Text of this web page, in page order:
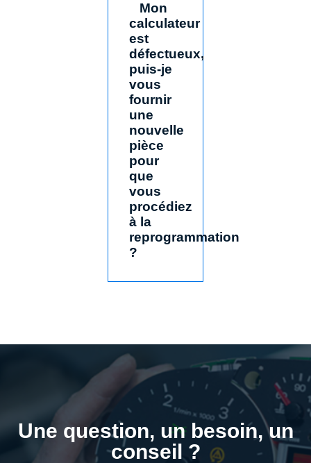
Mon
calculateur
est
défectueux,
puis-je
vous
fournir
une
nouvelle
pièce
pour
que
vous
procédiez
à la
reprogrammation
?
Une question, un besoin, un
conseil ?